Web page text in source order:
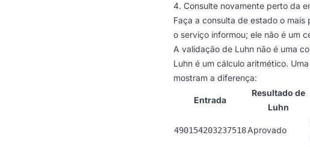
4. Consulte novamente perto da
Faça a consulta de estado o
o serviço informou; ele não é um
A validação de Luhn não é uma
Luhn é um cálculo aritmético.
mostram a diferença:
Entrada
Resultado de
Luhn
490154203237518Aprovado